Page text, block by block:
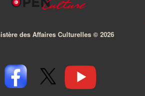
des Affaires Culturelles © 2026